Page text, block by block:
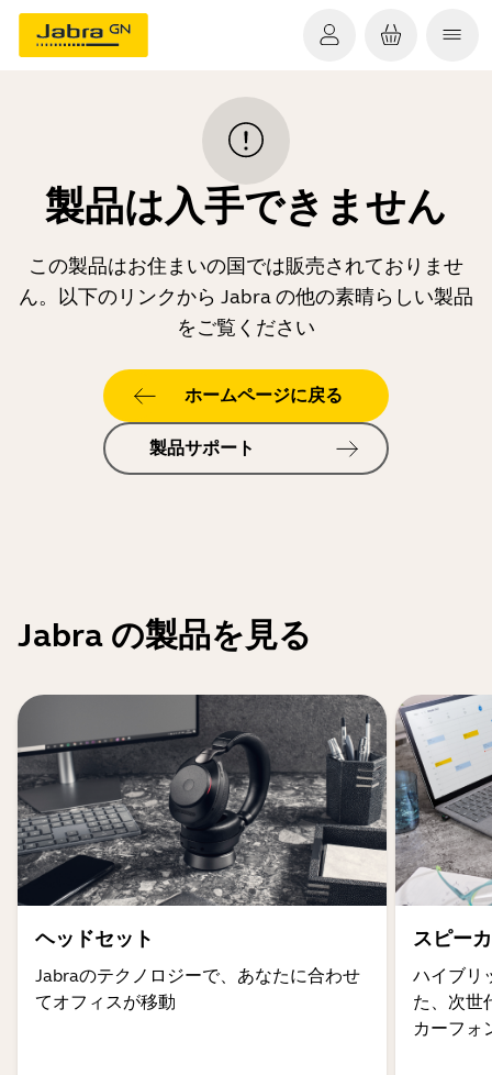
製品は入手できません
この製品はお住まいの国では販売されておりませ
ん。以下のリンクから Jabra の他の素晴らしい製品
をご覧ください
ホームページに戻る
製品サポート
Jabra の製品を見る
ヘッドセット
Jabraのテクノロジーで、あなたに合わせ
てオフィスが移動
スピー
ハイブリ
た、次世
カーフォ